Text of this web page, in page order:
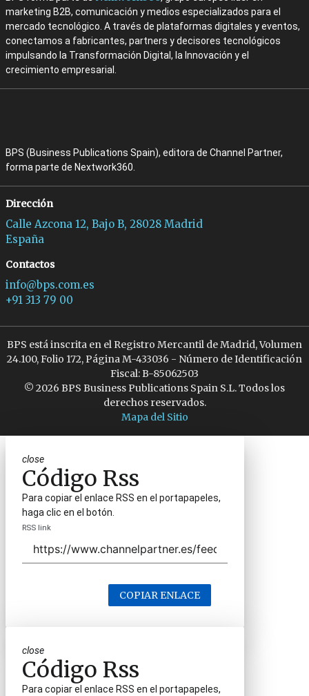
marketing B2B, comunicación y medios especializados para el
mercado tecnológico. A través de plataformas digitales y eventos,
conectamos a fabricantes, partners y decisores tecnológicos
impulsando la Transformación Digital, la Innovación y el
crecimiento empresarial.
BPS (Business Publications Spain), editora de Channel Partner,
forma parte de Nextwork360.
Dirección
Calle Azcona 12, Bajo B, 28028 Madrid
España
Contactos
info@bps.com.es
+91 313 79 00
BPS está inscrita en el Registro Mercantil de Madrid, Volumen
24.100, Folio 172, Página M-433036 - Número de Identificación
Fiscal: B-85062503
© 2026 BPS Business Publications Spain S.L. Todos los
derechos reservados.
Mapa del Sitio
close
Código Rss
Para copiar el enlace RSS en el portapapeles,
haga clic en el botón.
RSS link
COPIAR ENLACE
close
Código Rss
Para copiar el enlace RSS en el portapapeles,